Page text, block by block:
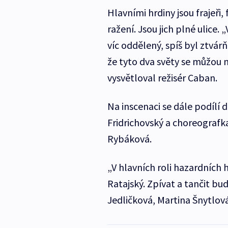
Hlavními hrdiny jsou frajeři,
ražení. Jsou jich plné ulice.
víc oddělený, spíš byl
že tyto dva světy se můžou
vysvětloval režisér Caban.
Na inscenaci se dále podílí
Fridrichovský a
Rybáková.
„V hlavních roli hazardních
Ratajský. Zpívat a tančit
Jedličková, Martina